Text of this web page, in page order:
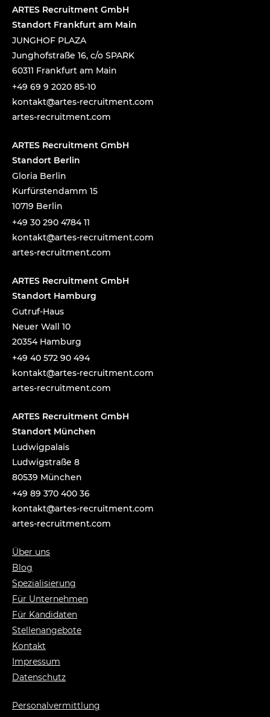
ARTES Recruitment GmbH
Standort Frankfurt am Main
JUNGHOF PLAZA
Junghofstraße 16, c/o SPARK
60311 Frankfurt am Main
+49 69 9 2020 85-10
moc.t
nemti
urcer
-setr
a@tka
tnok
artes-recruitment.com
ARTES Recruitment GmbH
Standort Berlin
Gloria Berlin
Kurfürstendamm 15
10719 Berlin
+49 30 290 4784 11
moc.t
nemti
urcer
-setr
a@tka
tnok
artes-recruitment.com
ARTES Recruitment GmbH
Standort Hamburg
Gutruf-Haus
Neuer Wall 10
20354 Hamburg
+49 40 572 90 494
moc.t
nemti
urcer
-setr
a@tka
tnok
artes-recruitment.com
ARTES Recruitment GmbH
Standort München
Ludwigpalais
Ludwigstraße 8
80539 München
+49 89 370 400 36
moc.t
nemti
urcer
-setr
a@tka
tnok
artes-recruitment.com
Über uns
Blog
Spezialisierung
Für Unternehmen
Für Kandidaten
Stellenangebote
Kontakt
Impressum
Datenschutz
Personalvermittlung